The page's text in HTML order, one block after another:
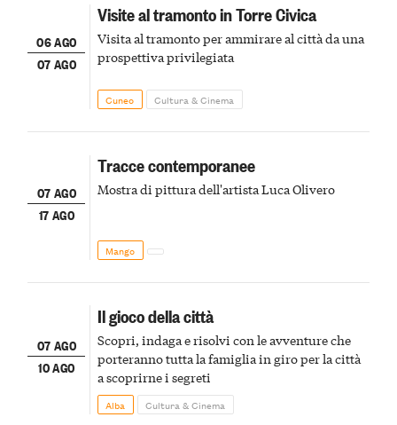
06 AGO
07 AGO
Visite al tramonto in Torre Civica
Visita al tramonto per ammirare al città da una
prospettiva privilegiata
Cuneo Cultura & Cinema
07 AGO
17 AGO
Tracce contemporanee
Mostra di pittura dell'artista Luca Olivero
Mango
07 AGO
10 AGO
Il gioco della città
Scopri, indaga e risolvi con le avventure che
porteranno tutta la famiglia in giro per la città
a scoprirne i segreti
Alba Cultura & Cinema